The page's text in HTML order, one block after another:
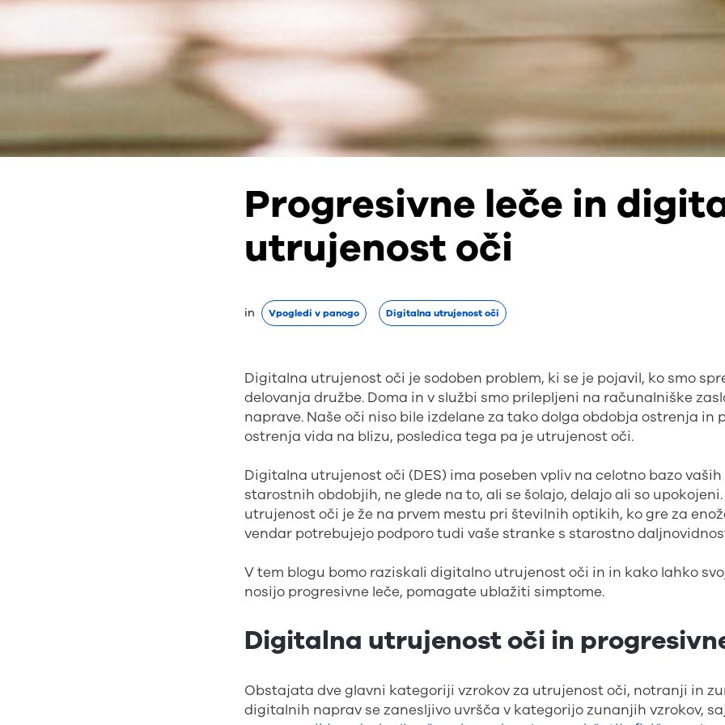
Progresivne leče in
utrujenost oči
in Vpogledi v panogo Digitalna utrujenost oči
Digitalna utrujenost oči je sodoben problem, ki se je pojavil, ko smo
delovanja družbe. Doma in v službi smo prilepljeni na računalniške
naprave. Naše oči niso bile izdelane za tako dolga obdobja ostrenja in
ostrenja vida na blizu, posledica tega pa je utrujenost oči.
Digitalna utrujenost oči (DES) ima poseben vpliv na celotno bazo
starostnih obdobjih, ne glede na to, ali se šolajo, delajo ali so
utrujenost oči je že na prvem mestu pri številnih optikih, ko gre za
vendar potrebujejo podporo tudi vaše stranke s starostno
V tem blogu bomo raziskali digitalno utrujenost oči in in kako lahko
nosijo progresivne leče, pomagate ublažiti simptome.
Digitalna utrujenost oči in
Obstajata dve glavni kategoriji vzrokov za utrujenost oči, notranji in
digitalnih naprav se zanesljivo uvršča v kategorijo zunanjih vzrokov,